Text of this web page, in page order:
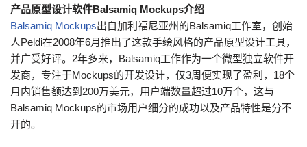
产品原型设计软件Balsamiq Mockups介绍
Balsamiq Mockups出自加利福尼亚州的Balsamiq工作室，创始
人Peldi在2008年6月推出了这款手绘风格的产品原型设计工具，
并广受好评。2年多来，Balsamiq工作作为一个微型独立软件开
发商，专注于Mockups的开发设计，仅3周便实现了盈利，18个
月内销售额达到200万美元，用户端数量超过10万个，这与
Balsamiq Mockups的市场用户细分的成功以及产品特性是分不
开的。